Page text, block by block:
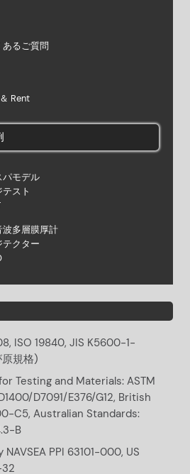
あるご質問
Rent
パモデル
スト
波多層膜厚計
テクター
ISO 19840, JIS K5600-1-
規格)
Testing and Materials: ASTM
D7091/E376/G12, British
C5, Australian Standards:
B
NAVSEA PPI 63101-000, US